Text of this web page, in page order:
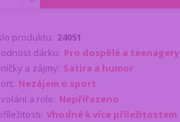
produktu: 24051
dárku: Pro dospělé a teenagery
a zájmy: Satira a humor
Nezájem o sport
a role: Nepřířazeno
Vhodné k více příležitostem